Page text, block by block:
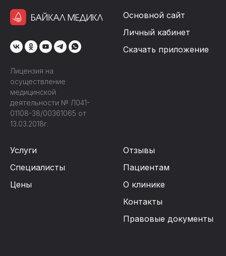
Лицензия на
осуществление
медицинской
деятельности № Л041-
01108-38/00361065 от
13.03.2018г.
Основной сайт
Личный кабинет
Скачать приложение
Услуги
Специалисты
Цены
Отзывы
Пациентам
О клинике
Контакты
Правовые документы